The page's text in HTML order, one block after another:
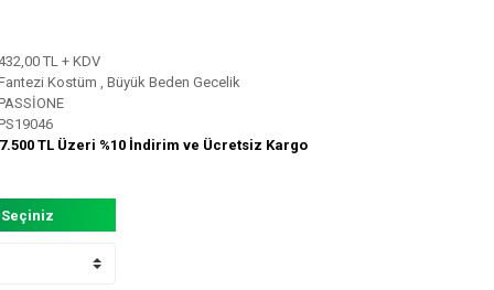
TL + KDV
Kostüm ,Büyük Beden Gecelik
7.500 TL Üzeri %10 İndirim ve Ücretsiz Kargo
Seçiniz